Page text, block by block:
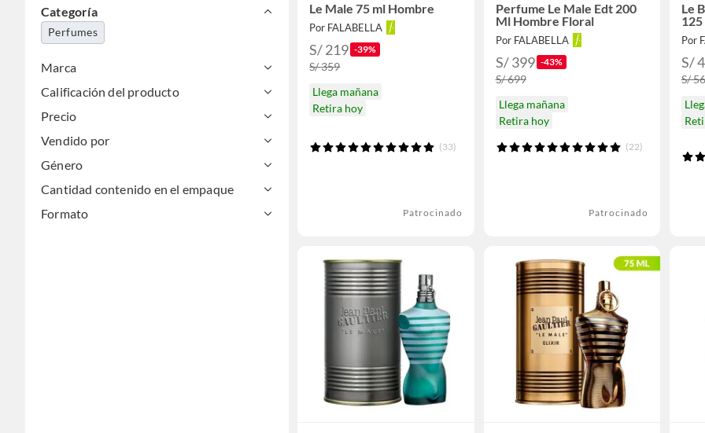
Categoría
Perfumes
Marca
Calificación del producto
Precio
Vendido por
Género
Cantidad contenido en el empaque
Formato
Le Male 75 ml Hombre
Por FALABELLA
S/ 219 -39%
S/ 359
Llega mañana
Retira hoy
(33)
Patrocinado
Perfume Le Male Edt 200
Ml Hombre Floral
Por FALABELLA
S/ 399 -43%
S/ 699
Llega mañana
Retira hoy
(22)
Patrocinado
Le
Por
S/
S/